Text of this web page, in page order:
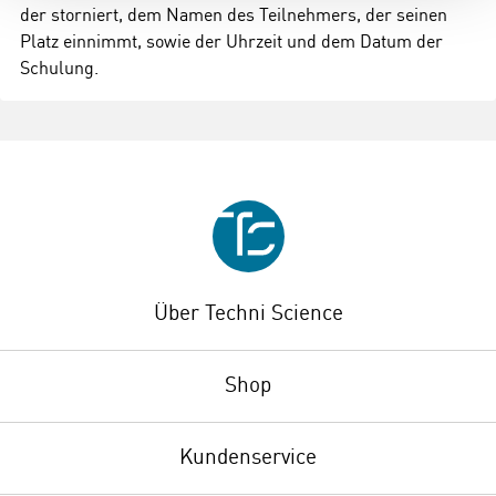
der storniert, dem Namen des Teilnehmers, der seinen
Platz einnimmt, sowie der Uhrzeit und dem Datum der
Schulung.
Über Techni Science
Shop
Kundenservice